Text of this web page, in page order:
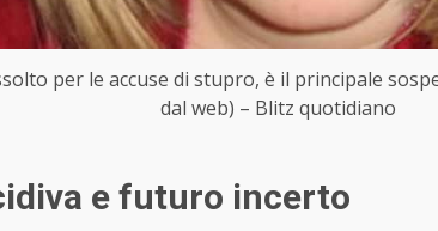
per le accuse di stupro, è il principale
dal web) – Blitz quotidiano
e futuro incerto